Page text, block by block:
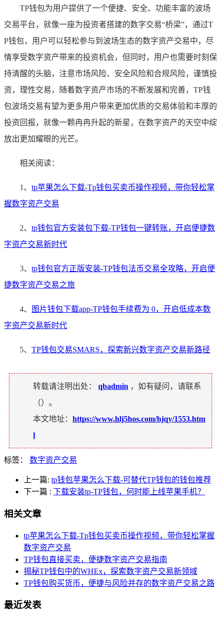
TP钱包为用户提供了一个便捷、安全、功能丰富的波场
交易平台，就像一座为投资者搭建的数字交易“桥梁”，通过T
P钱包，用户可以轻松参与到波场生态的数字资产交易中，尽
情享受数字资产带来的投资机会，但同时，用户也需要时刻保
持清醒的头脑，注意市场风险、安全风险和合规风险，谨慎投
资，理性交易，随着数字资产市场的不断发展和完善，TP钱
包波场交易有望为更多用户带来更加优质的交易体验和丰厚的
投资回报，就像一颗冉冉升起的新星，在数字资产的天空中绽
放出更加耀眼的光芒。
相关阅读：
1、 tp苹果怎么下载-Tp钱包买卖币操作视频，带你轻松掌
握数字资产交易
2、 tp钱包官方安装包下载-TP钱包一键转账，开启便捷数
字资产交易新时代
3、 tp钱包官方正版安装-TP钱包法币交易全攻略，开启便
捷数字资产交易之旅
4、
图片钱包下载app-TP钱包手续费为 0，开启低成本数
字资产交易新时代
5、 TP钱包交易SMARS，探索新兴数字资产交易新路径
转载请注明出处： qbadmin ，如有疑问，请联系
（）。
本文地址： https://www.hlj5hos.com/hjqy/1553.htm
l
标签： 数字资产交易
上一篇: tp钱包苹果怎么下载-可替代TP钱包的钱包推荐
下一篇 : 下载安装tp-TP钱包，何时能上线苹果手机？
相关文章
tp苹果怎么下载-Tp钱包买卖币操作视频，带你轻松掌握
数字资产交易
TP钱包直接买卖，便捷数字资产交易指南
揭秘TP钱包中的WHEx，探索数字资产交易新领域
TP钱包购买货币，便捷与风险并存的数字资产交易之路
最近发表